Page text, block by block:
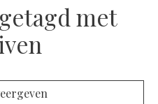
met